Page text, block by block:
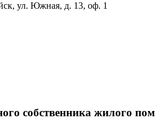
ул. Южная, д. 13, оф. 1
собственника жилого